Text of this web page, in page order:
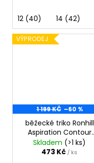
12 (40) 14 (42)
VÝPRODEJ
1 199 KČ –60 %
běžecké triko Ronhill
Aspiration Contour
Tee
Skladem (>1 ks)
473 Kč / ks